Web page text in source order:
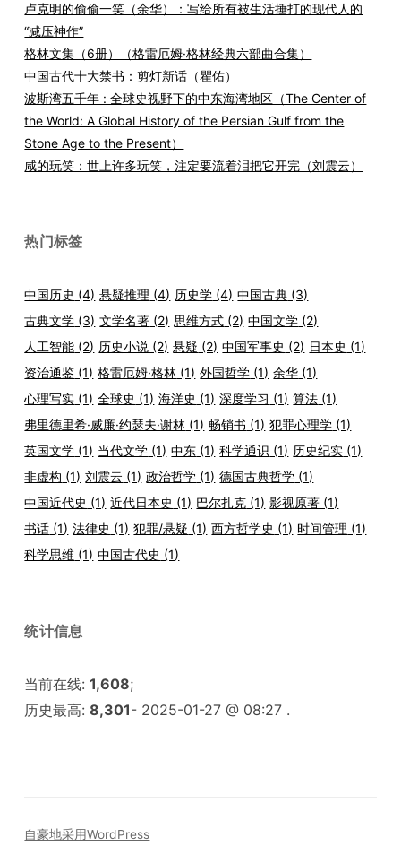
卢克明的偷偷一笑（余华）：写给所有被生活捶打的现代人的
“减压神作”
格林文集（6册）（格雷厄姆·格林经典六部曲合集）
中国古代十大禁书：剪灯新话（瞿佑）
波斯湾五千年 : 全球史视野下的中东海湾地区（The Center of
the World: A Global History of the Persian Gulf from the
Stone Age to the Present）
咸的玩笑：世上许多玩笑，注定要流着泪把它开完（刘震云）
热门标签
中国历史 (4) 悬疑推理 (4) 历史学 (4) 中国古典 (3)
古典文学 (3) 文学名著 (2) 思维方式 (2) 中国文学 (2)
人工智能 (2) 历史小说 (2) 悬疑 (2) 中国军事史 (2) 日本史 (1)
资治通鉴 (1) 格雷厄姆·格林 (1) 外国哲学 (1) 余华 (1)
心理写实 (1) 全球史 (1) 海洋史 (1) 深度学习 (1) 算法 (1)
弗里德里希·威廉·约瑟夫·谢林 (1) 畅销书 (1) 犯罪心理学 (1)
英国文学 (1) 当代文学 (1) 中东 (1) 科学通识 (1) 历史纪实 (1)
非虚构 (1) 刘震云 (1) 政治哲学 (1) 德国古典哲学 (1)
中国近代史 (1) 近代日本史 (1) 巴尔扎克 (1) 影视原著 (1)
书话 (1) 法律史 (1) 犯罪/悬疑 (1) 西方哲学史 (1) 时间管理 (1)
科学思维 (1) 中国古代史 (1)
统计信息
当前在线:1,608;
历史最高:8,301- 2025-01-27 @ 08:27 .
自豪地采用WordPress